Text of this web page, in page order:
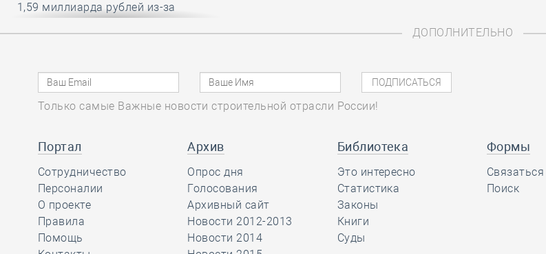
1,59 миллиарда рублей из-за
29.12, 12:25 0 1437
В строительный полдень. Работу
российских мэров предложили
городской среды
29.12, 11:26 0
Какие вопросы обсудили на своём
первом заседании члены комитета
НОСТРОЙ по цифровой
ДОПОЛНИТЕЛЬНО
Только самые Важные новости строительной отрасли России!
Портал
Сотрудничество
Персоналии
О проекте
Правила
Помощь
Архив
Опрос дня
Голосования
Архивный сайт
Новости 2012-2013
Новости 2014
Библиотека
Это интересно
Статистика
Законы
Книги
Суды
Формы
Связаться
Поиск